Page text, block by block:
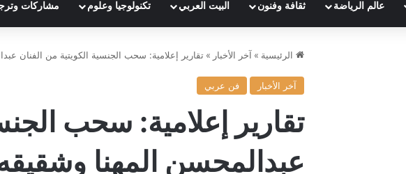
عالم الرياضة ثقافة وفنون البيت العربي تكنولوجيا وعلوم مشاركات
الرئيسية » آخر الأخبار » تقارير إعلامية: سحب الجنسية الكويتية من الفنان
آخر الأخبار فن عربي
تقارير إعلامية: سحب
عبدالمحسن المهنا